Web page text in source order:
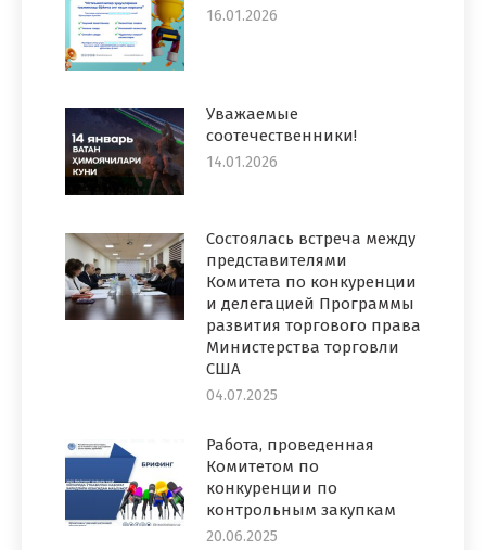
16.01.2026
Уважаемые
соотечественники!
14.01.2026
Состоялась встреча между
представителями
Комитета по конкуренции
и делегацией Программы
развития торгового права
Министерства торговли
США
04.07.2025
Работа, проведенная
Комитетом по
конкуренции по
контрольным закупкам
20.06.2025